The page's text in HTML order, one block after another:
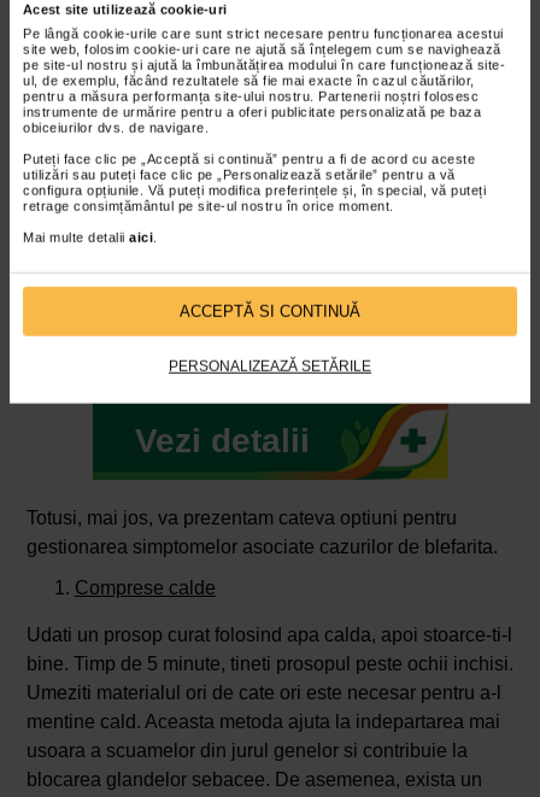
Acest site utilizează cookie-uri
Pe lângă cookie-urile care sunt strict necesare pentru funcționarea acestui
site web, folosim cookie-uri care ne ajută să înțelegem cum se navighează
pe site-ul nostru și ajută la îmbunătățirea modului în care funcționează site-
ul, de exemplu, făcând rezultatele să fie mai exacte în cazul căutărilor,
pentru a măsura performanța site-ului nostru. Partenerii noștri folosesc
instrumente de urmărire pentru a oferi publicitate personalizată pe baza
obiceiurilor dvs. de navigare.
Puteți face clic pe „Acceptă si continuă” pentru a fi de acord cu aceste
utilizări sau puteți face clic pe „Personalizează setările” pentru a vă
configura opțiunile. Vă puteți modifica preferințele și, în special, vă puteți
retrage consimțământul pe site-ul nostru în orice moment.
Mai multe detalii aici.
ACCEPTĂ SI CONTINUĂ
PERSONALIZEAZĂ SETĂRILE
Iridium servetele oculare sterile, 20 bucati,
FIDIA
Vezi detalii
Totusi, mai jos, va prezentam cateva optiuni pentru
gestionarea simptomelor asociate cazurilor de blefarita.
Comprese calde
Udati un prosop curat folosind apa calda, apoi stoarce-ti-l
bine. Timp de 5 minute, tineti prosopul peste ochii inchisi.
Umeziti materialul ori de cate ori este necesar pentru a-l
mentine cald. Aceasta metoda ajuta la indepartarea mai
usoara a scuamelor din jurul genelor si contribuie la
blocarea glandelor sebacee. De asemenea, exista un